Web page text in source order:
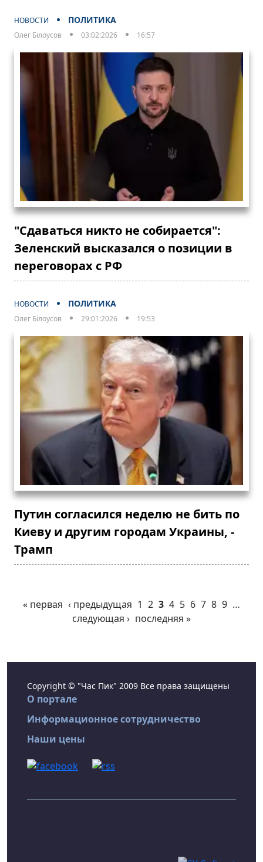
НОВОСТИ ПОЛИТИКА
Олег Білоусов 03:02:2026 16:57
"Сдаваться никто не собирается":
Зеленский высказался о позиции в
переговорах с РФ
НОВОСТИ ПОЛИТИКА
Олег Білоусов 29:01:2026 19:53
Путин согласился неделю не бить по
Киеву и другим городам Украины, -
Трамп
« первая ‹ предыдущая 1 2 3 4 5 6 7 8 9 …
следующая › последняя »
Copyright © "Час Пик" 2009 Все права защищены
О портале
Информационное сотрудничество
Наши цены